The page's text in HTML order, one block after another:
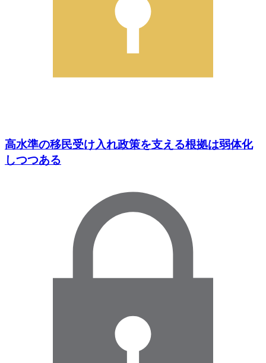
高水準の移民受け入れ政策を支える根拠は弱体化
しつつある